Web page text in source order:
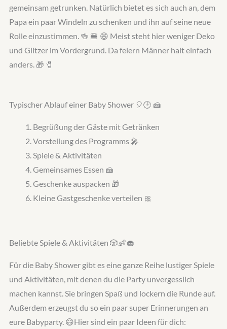
gemeinsam getrunken. Natürlich bietet es sich auch an, dem
Papa ein paar Windeln zu schenken und ihn auf seine neue
Rolle einzustimmen. 🍻 🍔 😄 Meist steht hier weniger Deko
und Glitzer im Vordergrund. Da feiern Männer halt einfach
anders. 🎁 🧷
Typischer Ablauf einer Baby Shower 🎈🕒 🍰
Begrüßung der Gäste mit Getränken
Vorstellung des Programms 🎤
Spiele & Aktivitäten
Gemeinsames Essen 🍰
Geschenke auspacken 🎁
Kleine Gastgeschenke verteilen 🎀
Beliebte Spiele & Aktivitäten 🎲👶🧁
Für die Baby Shower gibt es eine ganze Reihe lustiger Spiele
und Aktivitäten, mit denen du die Party unvergesslich
machen kannst. Sie bringen Spaß und lockern die Runde auf.
Außerdem erzeugst du so ein paar super Erinnerungen an
eure Babyparty. 😄Hier sind ein paar Ideen für dich: